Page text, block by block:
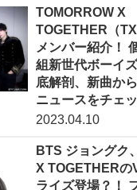
TOMORROW X
TOGETHER（
メンバー紹介！
組新世代ボーイ
底解剖、新曲か
ニュースをチェ
2023.04.10
BTS ジョングク
X TOGETHERの
ライズ登場？！